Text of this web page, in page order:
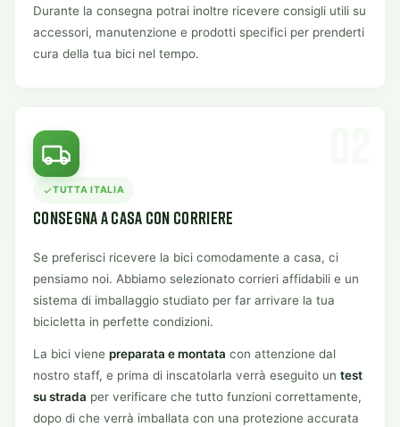
Durante la consegna potrai inoltre ricevere consigli utili su
accessori, manutenzione e prodotti specifici per prenderti
cura della tua bici nel tempo.
TUTTA ITALIA
CONSEGNA A CASA CON CORRIERE
Se preferisci ricevere la bici comodamente a casa, ci
pensiamo noi. Abbiamo selezionato corrieri affidabili e un
sistema di imballaggio studiato per far arrivare la tua
bicicletta in perfette condizioni.
La bici viene preparata e montata con attenzione dal
nostro staff, e prima di inscatolarla verrà eseguito un test
su strada per verificare che tutto funzioni correttamente,
dopo di che verrà imballata con una protezione accurata